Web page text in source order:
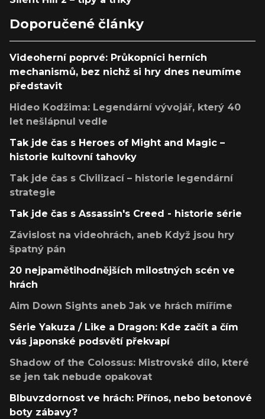
Doporučené články
Videoherní poprvé: Průkopníci herních
mechanismů, bez nichž si hry dnes neumíme
představit
Hideo Kodžima: Legendární vývojář, který 40
let nešlápnul vedle
Tak jde čas s Heroes of Might and Magic –
historie kultovní tahovky
Tak jde čas s Civilizací – historie legendární
strategie
Tak jde čas s Assassin's Creed - historie série
Závislost na videohrách, aneb Když jsou hry
špatný pán
20 nejpamětihodnějších milostných scén ve
hrách
Aim Down Sights aneb Jak ve hrách míříme
Série Yakuza / Like a Dragon: Kde začít a čím
vás japonské podsvětí překvapí
Shadow of the Colossus: Mistrovské dílo, které
se jen tak nebude opakovat
Blbuvzdornost ve hrách: Přínos, nebo betonové
boty zábavy?